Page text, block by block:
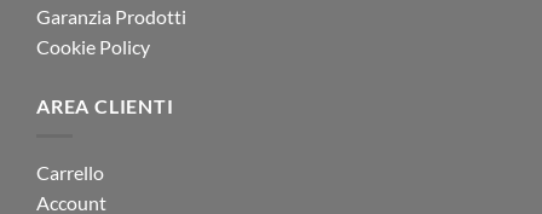
Garanzia Prodotti
Cookie Policy
AREA CLIENTI
Carrello
Account